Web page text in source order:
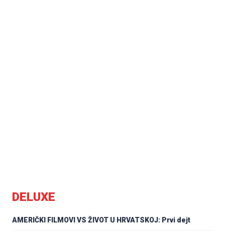
DELUXE
AMERIČKI FILMOVI VS ŽIVOT U HRVATSKOJ: Prvi dejt